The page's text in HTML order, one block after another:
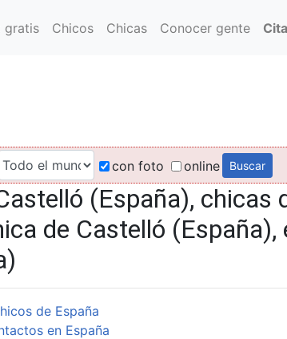
gratis Chicos Chicas Conocer gente
con foto online
(España), chicas
de Castelló (España),
de España
en España